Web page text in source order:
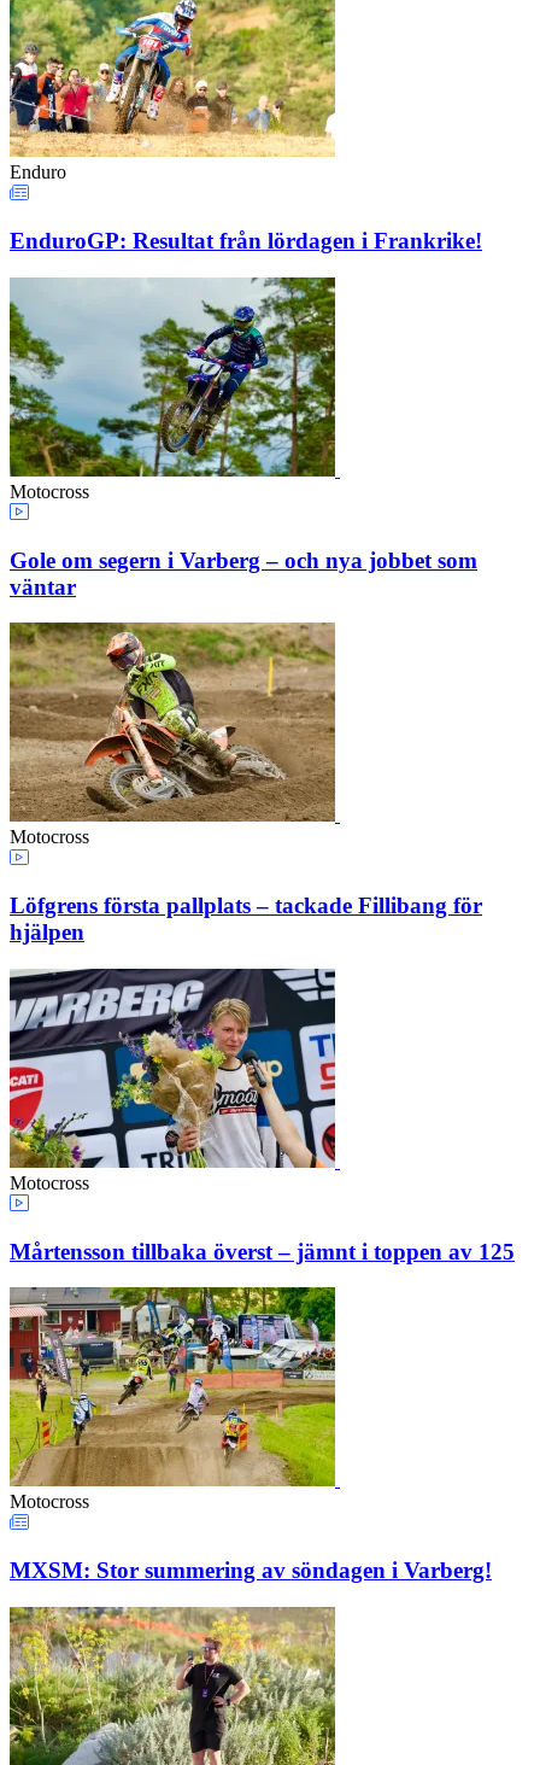
Enduro
EnduroGP: Resultat från lördagen i Frankrike!
Motocross
Gole om segern i Varberg – och nya jobbet som
väntar
Motocross
Löfgrens första pallplats – tackade Fillibang för
hjälpen
Motocross
Mårtensson tillbaka överst – jämnt i toppen av 125
Motocross
MXSM: Stor summering av söndagen i Varberg!